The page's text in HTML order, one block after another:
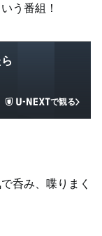
う番組！
で観る
呑み、喋りまく